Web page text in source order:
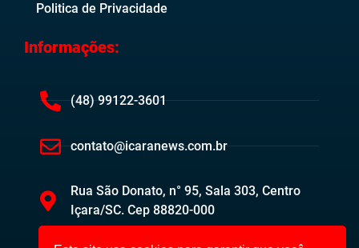
Politica de Privacidade
Informações:
(48) 99122-3601
contato@icaranews.com.br
Rua São Donato, n° 95, Sala 303, Centro
Içara/SC. Cep 88820-000